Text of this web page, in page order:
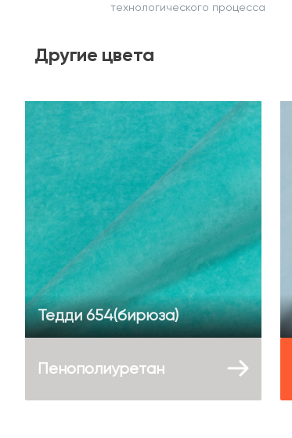
технологического процесса
Другие цвета
Тедди 654(бирюза)
Пенополиуретан